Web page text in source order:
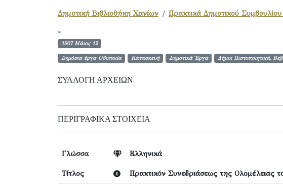
Δημοτική Βιβλιοθήκη Χανίων Πρακτικά Δημοτικού
-
1907 Μάιος 12
Δημόσια έργα Οδοποιία Κατασκευή Δημοτικά Έργα Δήμοι Πιστοποιητικά,
ΣΥΛΛΟΓΉ ΑΡΧΕΊΩΝ
ΠΕΡΙΓΡΑΦΙΚΆ ΣΤΟΙΧΕΊΑ
Γλώσσα Ελληνικά
Τίτλος Πρακτικόν Συνεδριάσεως της Ολομέλειας